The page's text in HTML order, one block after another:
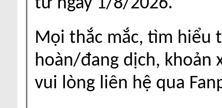
Mọi thắc mắc, tìm hiểu
hoàn/đang dịch, khoản
vui lòng liên hệ qua